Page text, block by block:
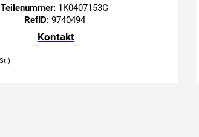
Teilenummer: 1K0407153G
RefID:9740494
Kontakt